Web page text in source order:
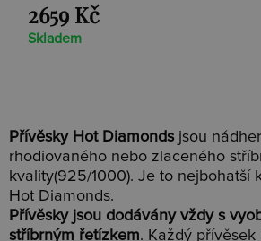
2659 Kč
Skladem
Přívěsky Hot Diamonds jsou
rhodiovaného nebo zlaceného
kvality(925/1000). Je to nejbohatší
Hot Diamonds.
Přívěsky jsou dodávány vždy s
stříbrným řetízkem. Každý